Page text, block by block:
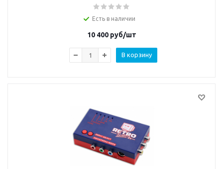
Есть в наличии
10 400 руб/шт
В корзину